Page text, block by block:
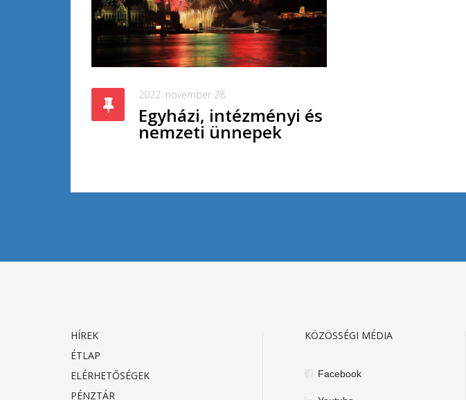
2022. november 28.
Egyházi, intézményi és
nemzeti ünnepek
HÍREK
ÉTLAP
ELÉRHETŐSÉGEK
PÉNZTÁR
KÖZÖSSÉGI MÉDIA
Facebook